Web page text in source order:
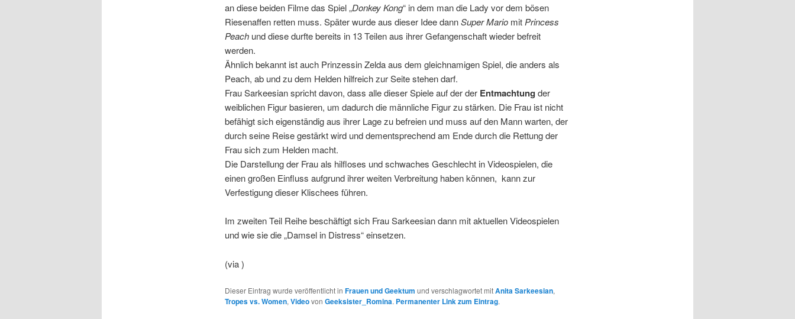
an diese beiden Filme das Spiel „Donkey Kong“ in dem man die Lady vor dem bösen
Riesenaffen retten muss. Später wurde aus dieser Idee dannSuper Mariomit Princess
Peachund diese durfte bereits in 13 Teilen aus ihrer Gefangenschaft wieder befreit
werden.
Ähnlich bekannt ist auch Prinzessin Zelda aus dem gleichnamigen Spiel, die anders als
Peach, ab und zu dem Helden hilfreich zur Seite stehen darf.
Frau Sarkeesian spricht davon, dass alle dieser Spiele auf der der Entmachtung der
weiblichen Figur basieren, um dadurch die männliche Figur zu stärken. Die Frau ist nicht
befähigt sich eigenständig aus ihrer Lage zu befreien und muss auf den Mann warten, der
durch seine Reise gestärkt wird und dementsprechend am Ende durch die Rettung der
Frau sich zum Helden macht.
Die Darstellung der Frau als hilfloses und schwaches Geschlecht in Videospielen, die
einen großen Einfluss aufgrund ihrer weiten Verbreitung haben können, kann zur
Verfestigung dieser Klischees führen.
Im zweiten Teil Reihe beschäftigt sich Frau Sarkeesian dann mit aktuellen Videospielen
und wie sie die „Damsel in Distress“ einsetzen.
(via )
Dieser Eintrag wurde veröffentlicht in Frauen und Geektum und verschlagwortet mitAnita Sarkeesian,
Tropes vs. Women, Videovon Geeksister_Romina. Permanenter Link zum Eintrag.